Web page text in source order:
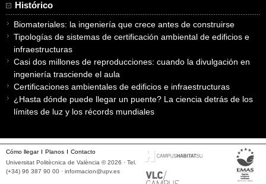
Histórico
Biomateriales: la ingeniería que crece antes de construirse
Tipologías de sistemas de certificación ambiental de edificios e
infraestructuras
Casi dos millones de reproducciones: cuando la divulgación en
ingeniería trasciende el aula
Certificaciones ambientales de edificios e infraestructuras
¿Hasta dónde puede llegar un puente? La ciencia detrás de los
límites de luz y los récords mundiales
Cómo llegar Planos
Contacto
Universitat Politècnica de València © 2026 · Tel.
(+34) 96 387 90 00 · informacion@upv.es